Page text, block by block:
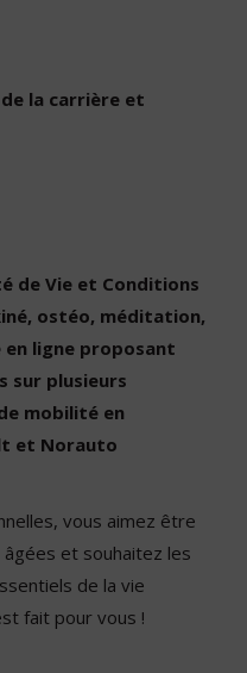
la carrière et
de Vie et Conditions
ostéo, méditation,
ligne proposant
sur plusieurs
mobilité en
et Norauto
vous aimez être
et souhaitez les
de la vie
fait pour vous !